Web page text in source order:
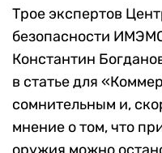
Трое экспертов
безопасности
Константин
в статье для
сомнительным и,
мнение о том, что